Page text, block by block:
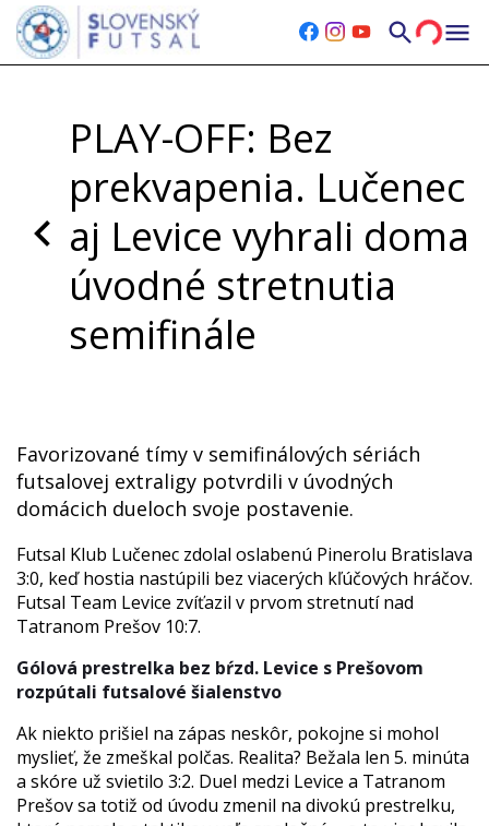
PLAY-OFF: Bez
prekvapenia. Lučenec
aj Levice vyhrali doma
úvodné stretnutia
semifinále
Favorizované tímy v semifinálových sériách
futsalovej extraligy potvrdili v úvodných
domácich dueloch svoje postavenie.
Futsal Klub Lučenec zdolal oslabenú Pinerolu Bratislava
3:0, keď hostia nastúpili bez viacerých kľúčových hráčov.
Futsal Team Levice zvíťazil v prvom stretnutí nad
Tatranom Prešov 10:7.
Gólová prestrelka bez bŕzd. Levice s Prešovom
rozpútali futsalové šialenstvo
Ak niekto prišiel na zápas neskôr, pokojne si mohol
myslieť, že zmeškal polčas. Realita? Bežala len 5. minúta
a skóre už svietilo 3:2. Duel medzi Levice a Tatranom
Prešov sa totiž od úvodu zmenil na divokú prestrelku,